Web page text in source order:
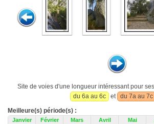
Site de voies d'une longueur intéressant pour
du 6a au 6c
et du 7a au 7c
Meilleure(s) période(s) :
Janvier Février Mars Avril Mai